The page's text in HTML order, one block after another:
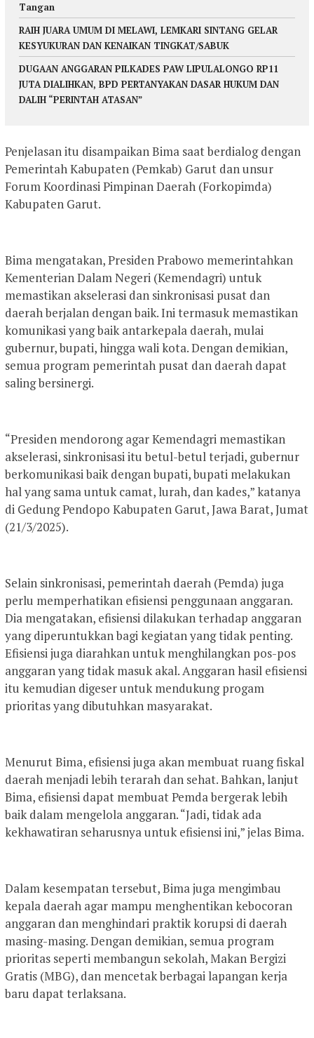
Tangan
RAIH JUARA UMUM DI MELAWI, LEMKARI SINTANG GELAR
KESYUKURAN DAN KENAIKAN TINGKAT/SABUK
DUGAAN ANGGARAN PILKADES PAW LIPULALONGO RP11
JUTA DIALIHKAN, BPD PERTANYAKAN DASAR HUKUM DAN
DALIH “PERINTAH ATASAN”
Penjelasan itu disampaikan Bima saat berdialog dengan
Pemerintah Kabupaten (Pemkab) Garut dan unsur
Forum Koordinasi Pimpinan Daerah (Forkopimda)
Kabupaten Garut.
Bima mengatakan, Presiden Prabowo memerintahkan
Kementerian Dalam Negeri (Kemendagri) untuk
memastikan akselerasi dan sinkronisasi pusat dan
daerah berjalan dengan baik. Ini termasuk memastikan
komunikasi yang baik antarkepala daerah, mulai
gubernur, bupati, hingga wali kota. Dengan demikian,
semua program pemerintah pusat dan daerah dapat
saling bersinergi.
“Presiden mendorong agar Kemendagri memastikan
akselerasi, sinkronisasi itu betul-betul terjadi, gubernur
berkomunikasi baik dengan bupati, bupati melakukan
hal yang sama untuk camat, lurah, dan kades,” katanya
di Gedung Pendopo Kabupaten Garut, Jawa Barat, Jumat
(21/3/2025).
Selain sinkronisasi, pemerintah daerah (Pemda) juga
perlu memperhatikan efisiensi penggunaan anggaran.
Dia mengatakan, efisiensi dilakukan terhadap anggaran
yang diperuntukkan bagi kegiatan yang tidak penting.
Efisiensi juga diarahkan untuk menghilangkan pos-pos
anggaran yang tidak masuk akal. Anggaran hasil efisiensi
itu kemudian digeser untuk mendukung progam
prioritas yang dibutuhkan masyarakat.
Menurut Bima, efisiensi juga akan membuat ruang fiskal
daerah menjadi lebih terarah dan sehat. Bahkan, lanjut
Bima, efisiensi dapat membuat Pemda bergerak lebih
baik dalam mengelola anggaran. “Jadi, tidak ada
kekhawatiran seharusnya untuk efisiensi ini,” jelas Bima.
Dalam kesempatan tersebut, Bima juga mengimbau
kepala daerah agar mampu menghentikan kebocoran
anggaran dan menghindari praktik korupsi di daerah
masing-masing. Dengan demikian, semua program
prioritas seperti membangun sekolah, Makan Bergizi
Gratis (MBG), dan mencetak berbagai lapangan kerja
baru dapat terlaksana.